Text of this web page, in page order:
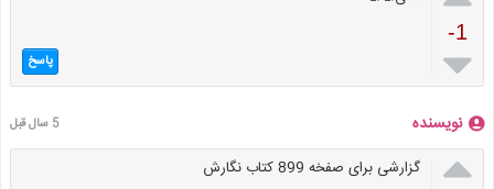
-1
 پاسخ
نویسنده 5 سال قبل
 گزارشی برای صفخه 899 کتاب نگارش